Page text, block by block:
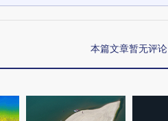
本篇文章暂无评论